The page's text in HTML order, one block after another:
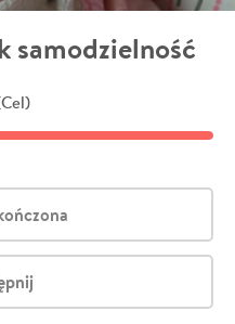
samodzielność